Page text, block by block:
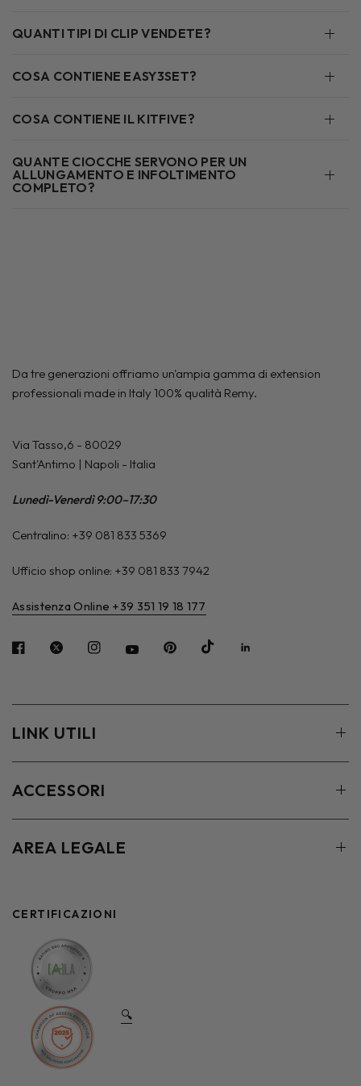
QUANTI TIPI DI CLIP VENDETE?
COSA CONTIENE EASY3SET?
COSA CONTIENE IL KITFIVE?
QUANTE CIOCCHE SERVONO PER UN
ALLUNGAMENTO E INFOLTIMENTO
COMPLETO?
Da tre generazioni offriamo un'ampia gamma di extension
professionali made in Italy 100% qualità Remy.
Via Tasso,6 - 80029
Sant'Antimo | Napoli - Italia
Lunedì-Venerdì 9:00–17:30
Centralino: +39 081 833 5369
Ufficio shop online: +39 081 833 7942
Assistenza Online +39 351 19 18 177
LINK UTILI
ACCESSORI
AREA LEGALE
CERTIFICAZIONI
🔍